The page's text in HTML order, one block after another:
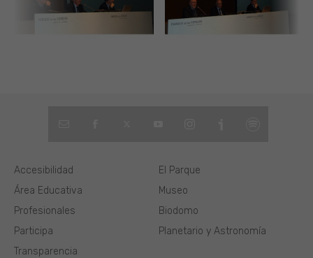
El Parque
Museo
Biodomo
Planetario y Astronomía
Área Educativa
Profesionales
Participa
Transparencia
Accesibilidad